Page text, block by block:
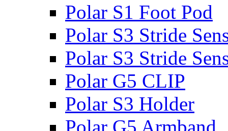
Polar S1 Foot Pod
Polar S3 Stride
Polar S3 Stride
Polar G5 CLIP
Polar S3 Holder